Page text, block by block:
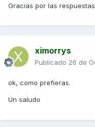
Gracias por las
ximorrys
Publicado 26 de
ok, como prefieras.
Un saludo